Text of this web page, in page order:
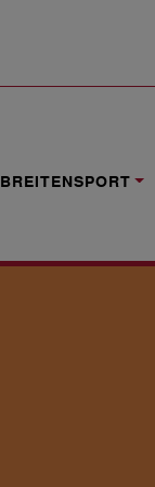
BREITENSPORT